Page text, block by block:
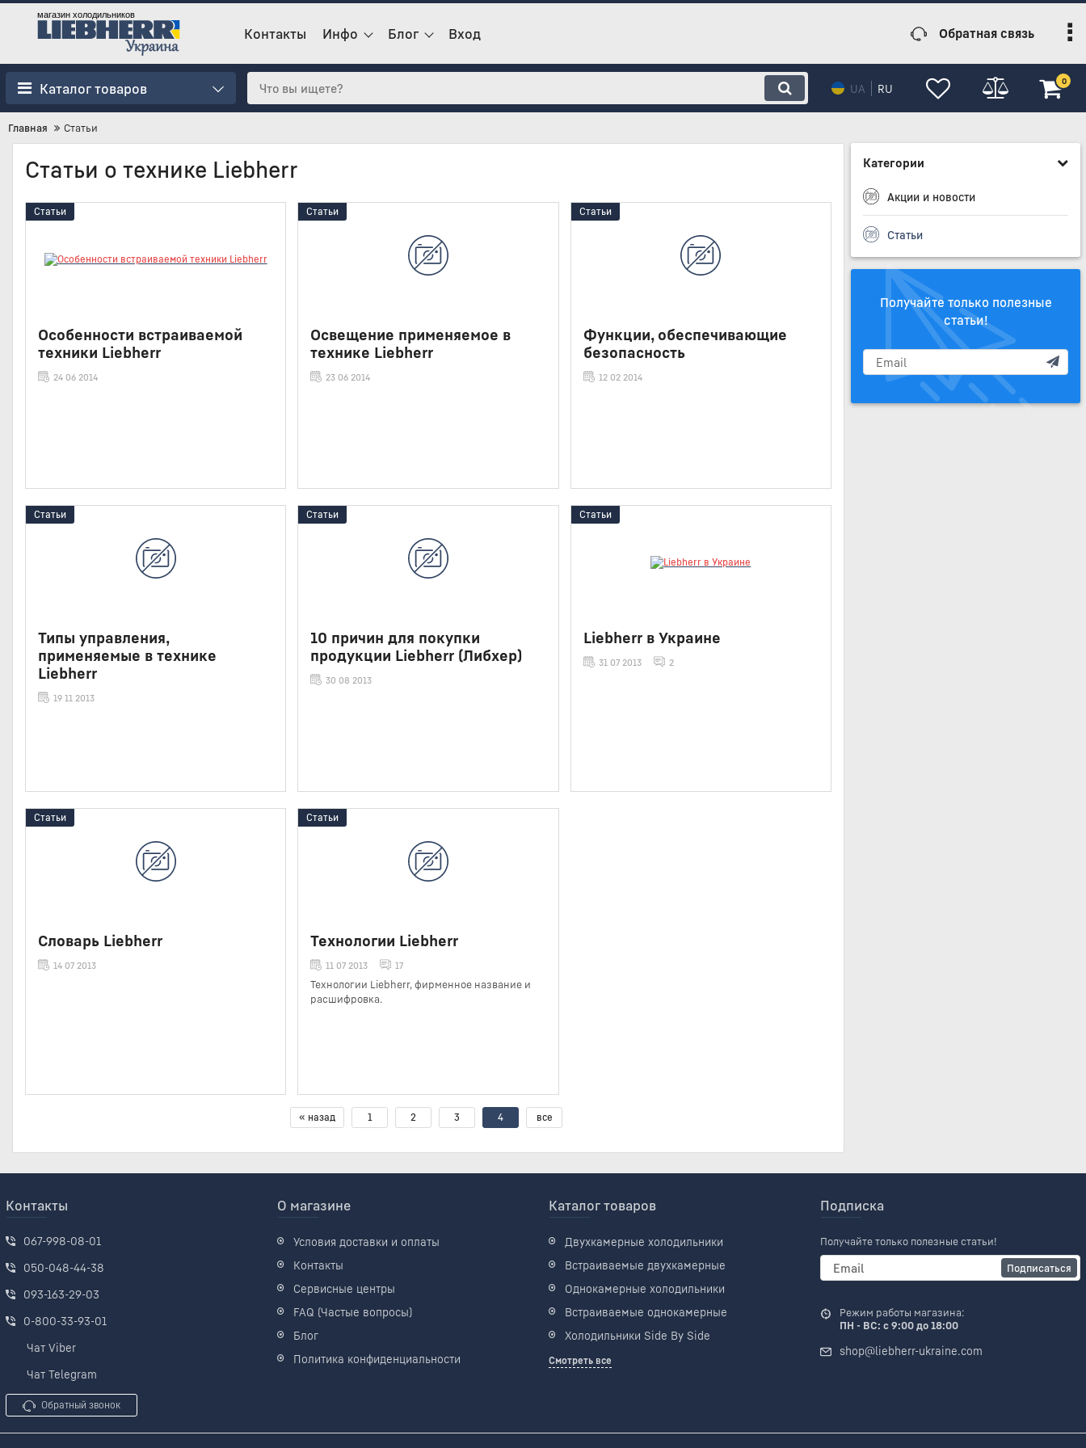
магазин холодильников
Контакты Инфо Блог Вход Обратная связь
Каталог товаров RU
UA
0
Главная Статьи
Категории
Акции и новости
Статьи
Получайте только полезные
статьи!
Статьи о технике Liebherr
Статьи
Особенности встраиваемой
техники Liebherr
24 06 2014
Статьи
Освещение применяемое в
технике Liebherr
23 06 2014
Статьи
Функции, обеспечивающие
безопасность
12 02 2014
Статьи
Типы управления,
применяемые в технике
Liebherr
19 11 2013
Статьи
10 причин для покупки
продукции Liebherr (Либхер)
30 08 2013
Статьи
Liebherr в Украине
31 07 2013 2
Статьи
Словарь Liebherr
14 07 2013
Статьи
Технологии Liebherr
11 07 2013 17
Технологии Liebherr, фирменное название и
расшифровка.
« назад 1 2 3 4 все
Контакты
067-998-08-01
050-048-44-38
093-163-29-03
0-800-33-93-01
Чат Viber
Чат Telegram
Обратный звонок
О магазине
Условия доставки и оплаты
Контакты
Сервисные центры
FAQ (Частые вопросы)
Блог
Политика конфиденциальности
Каталог товаров
Двухкамерные холодильники
Встраиваемые двухкамерные
Однокамерные холодильники
Встраиваемые однокамерные
Холодильники Side By Side
Смотреть все
Подписка
Получайте только полезные статьи!
Подписаться
Режим работы магазина:
ПН - ВС: с 9:00 до 18:00
shop@liebherr-ukraine.com